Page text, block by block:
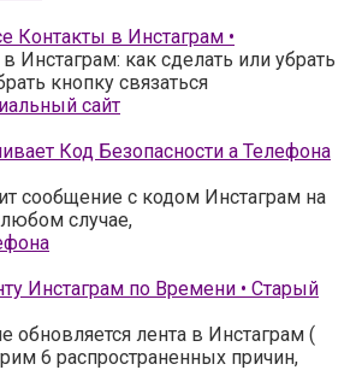
Контакты в Инстаграм •
Инстаграм: как сделать или убрать
кнопку связаться
Код Безопасности а Телефона
сообщение с кодом Инстаграм на
случае,
Инстаграм по Времени • Старый
обновляется лента в Инстаграм (
6 распространенных причин,